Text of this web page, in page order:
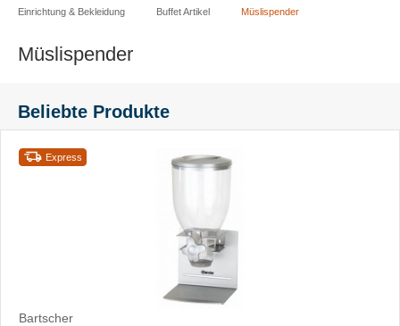
Einrichtung & Bekleidung Buffet Artikel Müslispender
Müslispender
Beliebte Produkte
Express
Bartscher